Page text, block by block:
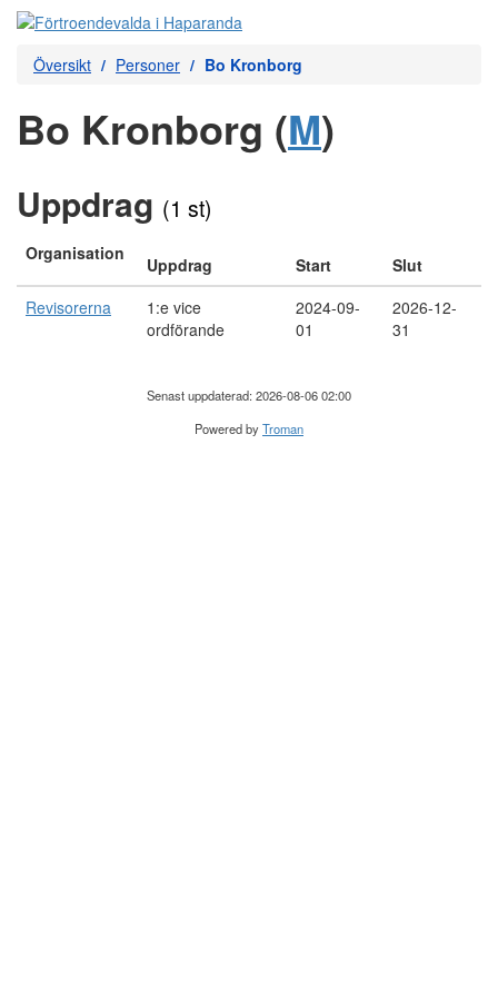
Översikt Personer Bo Kronborg
Bo Kronborg (M)
Uppdrag (1 st)
Organisation
Uppdrag Start
Slut
Revisorerna
1:e vice
ordförande
2024-09-
01
2026-12-
31
Senast uppdaterad: 2026-08-06 02:00
Powered byTroman